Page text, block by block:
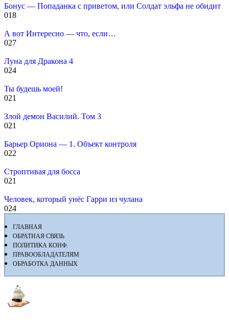
Бонус — Попаданка с приветом, или Солдат эльфа не обидит
018
А вот Интересно — что, если…
027
Луна для Дракона 4
024
Ты будешь моей!
021
Злой демон Василий. Том 3
021
Барьер Ориона — 1. Объект контроля
022
Строптивая для босса
021
Человек, который унёс Гарри из чулана
024
ГЛАВНАЯ
ОБРАТНАЯ СВЯЗЬ
ПОЛИТИКА КОНФ.
ПРАВООБЛАДАТЕЛЯМ
ОБРАБОТКА ДАННЫХ